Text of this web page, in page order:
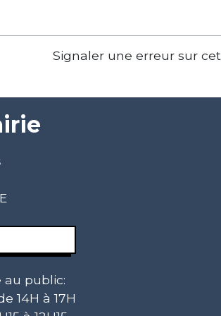
Signaler une erreur sur
au public:
14H à 17H